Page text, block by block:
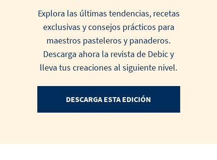
Explora las últimas tendencias, recetas
exclusivas y consejos prácticos para
maestros pasteleros y panaderos.
Descarga ahora la revista de Debic y
lleva tus creaciones al siguiente nivel.
DESCARGA ESTA EDICIÓN